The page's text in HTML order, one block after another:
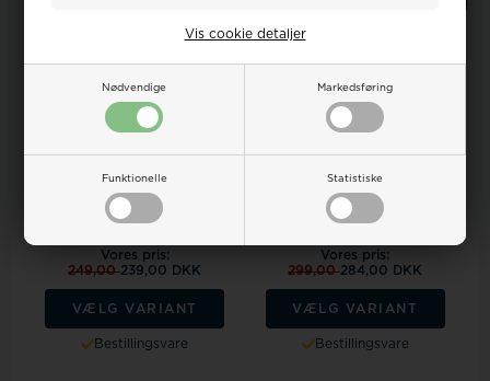
Nødvendige Markedsføring
Funktionelle Statistiske
Vis cookie detaljer
Søgaard rosa forgyldt
meshlænke i bredder fra 12-
20 mm, 170-...
Vores pris:
249,00239,00 DKK
VÆLG VARIANT
Bestillingsvare
Urlænke PVD forgyldt
milanaise mesh med glidelås
føres i 12-...
Vores pris:
299,00284,00 DKK
VÆLG VARIANT
Bestillingsvare